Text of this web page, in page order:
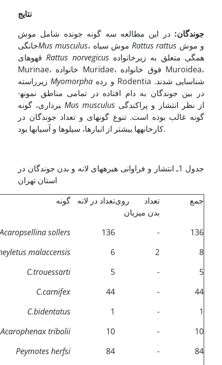
نتایج
جوندگان: در این مطالعه سه گونه جونده شامل موش
خانگیMus musculus ، موش سیاهRattus rattus
قهوه­ایRattus norvegicusهمگی متعلق به زیرخانواده
Murinae، خانواده Muridae، فوق خانواده Muroidea،
زیرراستهMyomorpha
و رده Rodentia شناسایی شدند.
در بین جوندگان به دام افتاده در تمامی مناطق نمونه­
Mus musculus
گونه غالب بوده است. تنوع گونه­ای و تعداد جوندگان در
کارخانه­ها بیشتر از انبارها، سیلوها و آسیابها بود.
جدول 1ـ انتشار و فراوانی هیره­های لانه و بدن جوندگان در
استان تهران
جمع
تعداد روی
بدن میزبان
تعداد در لانه گونه­
136
-
136
Acaropsellina sollers
8
2
6
malaccensis
5
-
5
C.trouessarti
44
-
44
C.carnifex
1
-
1
C.bidentatus
10
-
10
Acarophenax tribolii
84
-
84
Peymotes herfsi